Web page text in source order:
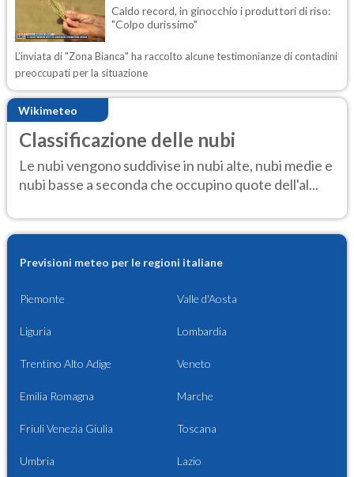
Caldo record, in ginocchio i produttori di riso:
"Colpo durissimo"
L’inviata di "Zona Bianca" ha raccolto alcune testimonianze di contadini
preoccupati per la situazione
Wikimeteo
Classificazione delle nubi
Le nubi vengono suddivise in nubi alte, nubi medie e
nubi basse a seconda che occupino quote dell'al...
Previsioni meteo per le regioni italiane
Piemonte Valle d'Aosta
Liguria Lombardia
Trentino Alto Adige Veneto
Emilia Romagna Marche
Friuli Venezia Giulia Toscana
Umbria Lazio